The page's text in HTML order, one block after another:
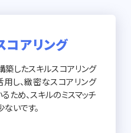
コアリング
築したスキルスコアリング
し、緻密なスコアリング
ため、スキルのミスマッチ
いです。